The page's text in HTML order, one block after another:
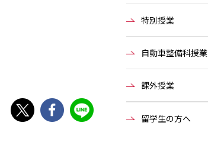
特別授業
自動車整備科授業
課外授業
留学生の方へ